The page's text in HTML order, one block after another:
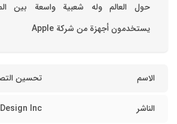
حول العالم وله شعبية واسعة بين
يستخدمون أجهزة من شركة Apple
الاسم تحسين
الناشر Inc.